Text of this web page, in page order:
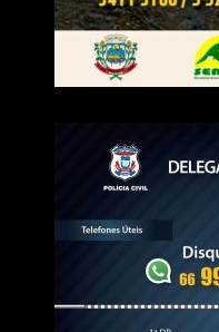
Veja Mais: Projeto
após estudos de